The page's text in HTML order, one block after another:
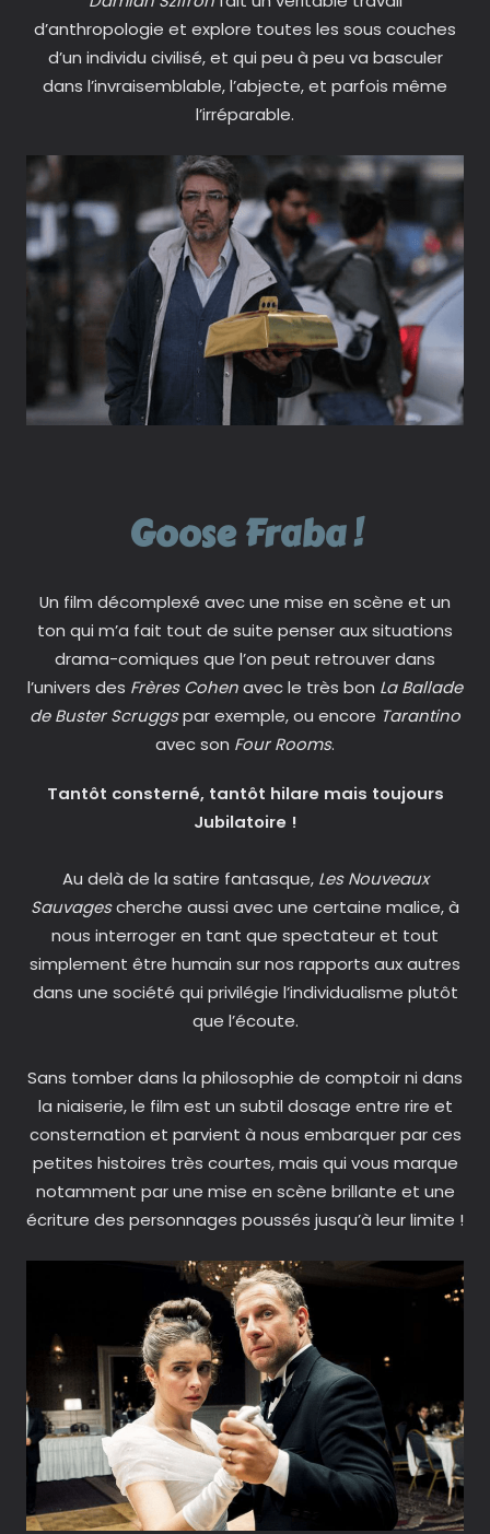
d’anthropologie et explore toutes les sous couches
d’un individu civilisé, et qui peu à peu va basculer
dans l’invraisemblable, l’abjecte, et parfois même
l’irréparable.
Goose Fraba !
Un film décomplexé avec une mise en scène et un
ton qui m’a fait tout de suite penser aux situations
drama-comiques que l’on peut retrouver dans
l’univers des Frères Cohenavec le très bon La Ballade
de Buster Scruggspar exemple, ou encore Tarantino
avec son Four Rooms.
Tantôt consterné, tantôt hilare mais toujours
Jubilatoire !
Au delà de la satire fantasque, Les Nouveaux
Sauvagescherche aussi avec une certaine malice, à
nous interroger en tant que spectateur et tout
simplement être humain sur nos rapports aux autres
dans une société qui privilégie l’individualisme plutôt
que l’écoute.
Sans tomber dans la philosophie de comptoir ni dans
la niaiserie, le film est un subtil dosage entre rire et
consternation et parvient à nous embarquer par ces
petites histoires très courtes, mais qui vous marque
notamment par une mise en scène brillante et une
écriture des personnages poussés jusqu’à leur limite !